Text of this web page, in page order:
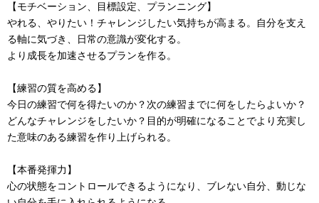
【モチベーション、目標設定、プランニング】
やれる、やりたい！チャレンジしたい気持ちが高まる。自分を支え
る軸に気づき、日常の意識が変化する。
より成長を加速させるプランを作る。
【練習の質を高める】
今日の練習で何を得たいのか？次の練習までに何をしたらよいか？
どんなチャレンジをしたいか？目的が明確になることでより充実し
た意味のある練習を作り上げられる。
【本番発揮力】
心の状態をコントロールできるようになり、ブレない自分、動じな